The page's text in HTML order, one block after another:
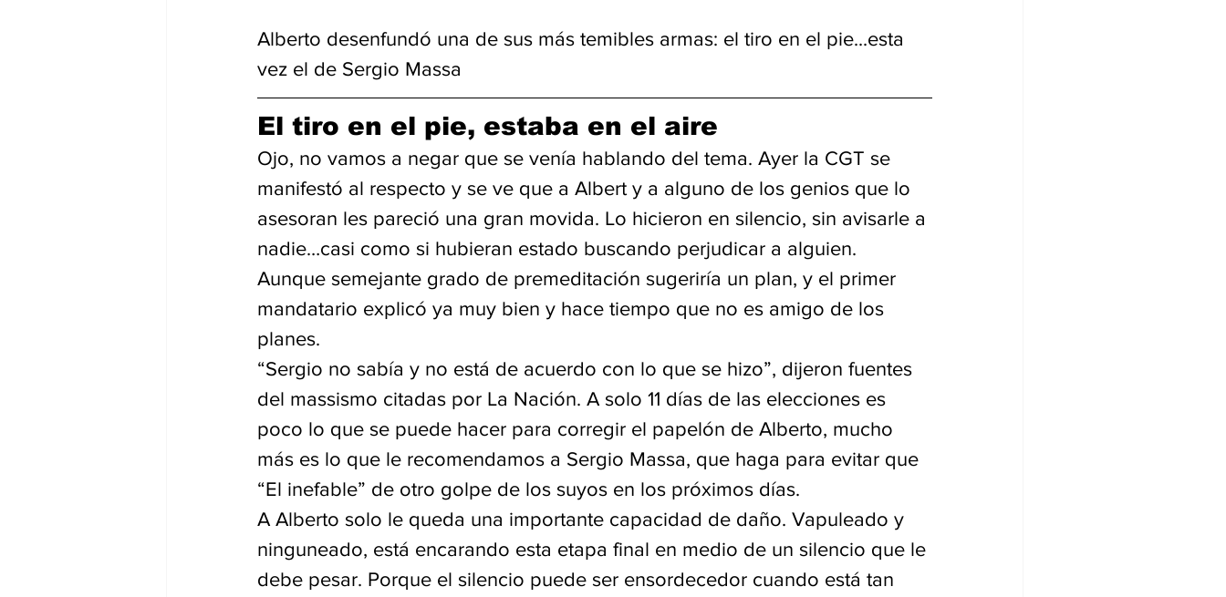
Alberto desenfundó una de sus más temibles armas: el tiro en el pie...esta
vez el de Sergio Massa
El tiro en el pie, estaba en el aire
Ojo, no vamos a negar que se venía hablando del tema. Ayer la CGT se
manifestó al respecto y se ve que a Albert y a alguno de los genios que lo
asesoran les pareció una gran movida. Lo hicieron en silencio, sin avisarle a
nadie…casi como si hubieran estado buscando perjudicar a alguien.
Aunque semejante grado de premeditación sugeriría un plan, y el primer
mandatario explicó ya muy bien y hace tiempo que no es amigo de los
planes.
“Sergio no sabía y no está de acuerdo con lo que se hizo”, dijeron fuentes
del massismo citadas por La Nación. A solo 11 días de las elecciones es
poco lo que se puede hacer para corregir el papelón de Alberto, mucho
más es lo que le recomendamos a Sergio Massa, que haga para evitar que
“El inefable” de otro golpe de los suyos en los próximos días.
A Alberto solo le queda una importante capacidad de daño. Vapuleado y
ninguneado, está encarando esta etapa final en medio de un silencio que le
debe pesar. Porque el silencio puede ser ensordecedor cuando está tan